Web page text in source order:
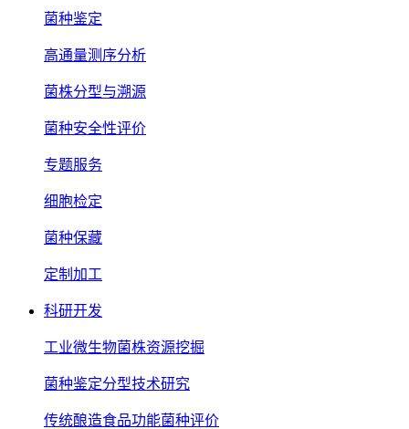
菌种鉴定
高通量测序分析
菌株分型与溯源
菌种安全性评价
专题服务
细胞检定
菌种保藏
定制加工
科研开发
工业微生物菌株资源挖掘
菌种鉴定分型技术研究
传统酿造食品功能菌种评价